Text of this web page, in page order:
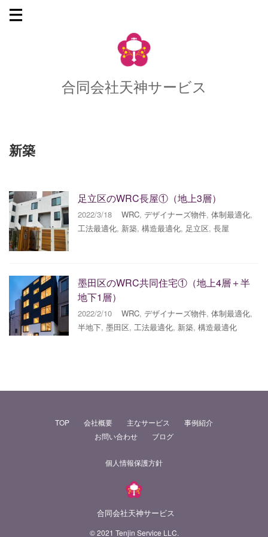
合同会社天神サービス
新築
足立区のWRC長屋①（地上3層）
2022/3/18 WRC, デザイナーズ物件, 体制最適化,
工法最適化, 新築, 構造最適化, 足立区, 長屋
墨田区のWRC共同住宅①（地上4層＋半
地下1層）
2022/2/10 WRC, デザイナーズ物件, 体制最適化,
半地下, 墨田区, 工法最適化, 新築, 構造最適化
TOP 会社概要 主なサービス
事例紹介
お問い合わせ
ブログ
個人情報保護方針
合同会社天神サービス
© 2021 Tenjin Service LLC.